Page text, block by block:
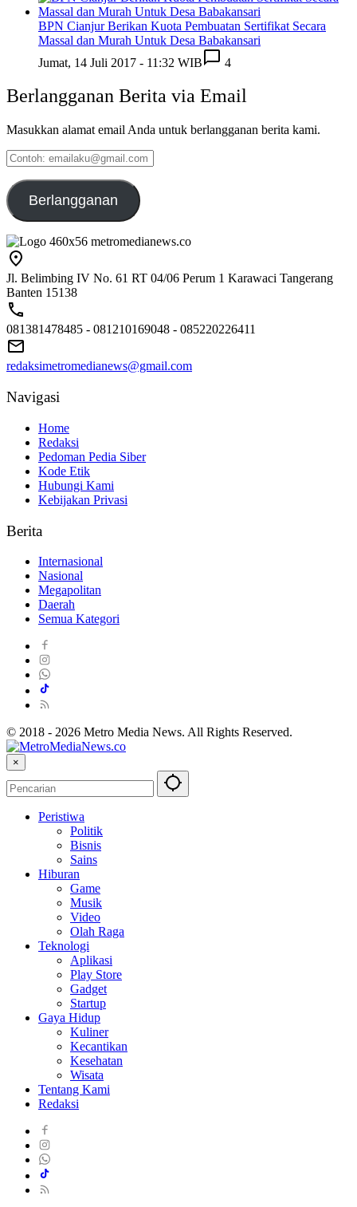
BPN Cianjur Berikan Kuota Pembuatan Sertifikat Secara
Massal dan Murah Untuk Desa Babakansari
Jumat, 14 Juli 2017 - 11:32 WIB
4
Berlangganan Berita via Email
Masukkan alamat email Anda untuk berlangganan berita kami.
Contoh:
emailaku@gmail.com
Berlangganan
Jl. Belimbing IV No. 61 RT 04/06 Perum 1 Karawaci Tangerang
Banten 15138
081381478485 - 081210169048 - 085220226411
redaksimetromedianews@gmail.com
Navigasi
Home
Redaksi
Pedoman Pedia Siber
Kode Etik
Hubungi Kami
Kebijakan Privasi
Berita
Internasional
Nasional
Megapolitan
Daerah
Semua Kategori
© 2018 - 2026 Metro Media News. All Rights Reserved.
×
Peristiwa
Politik
Bisnis
Sains
Hiburan
Game
Musik
Video
Olah Raga
Teknologi
Aplikasi
Play Store
Gadget
Startup
Gaya Hidup
Kuliner
Kecantikan
Kesehatan
Wisata
Tentang Kami
Redaksi